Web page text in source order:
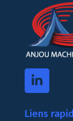
Liens